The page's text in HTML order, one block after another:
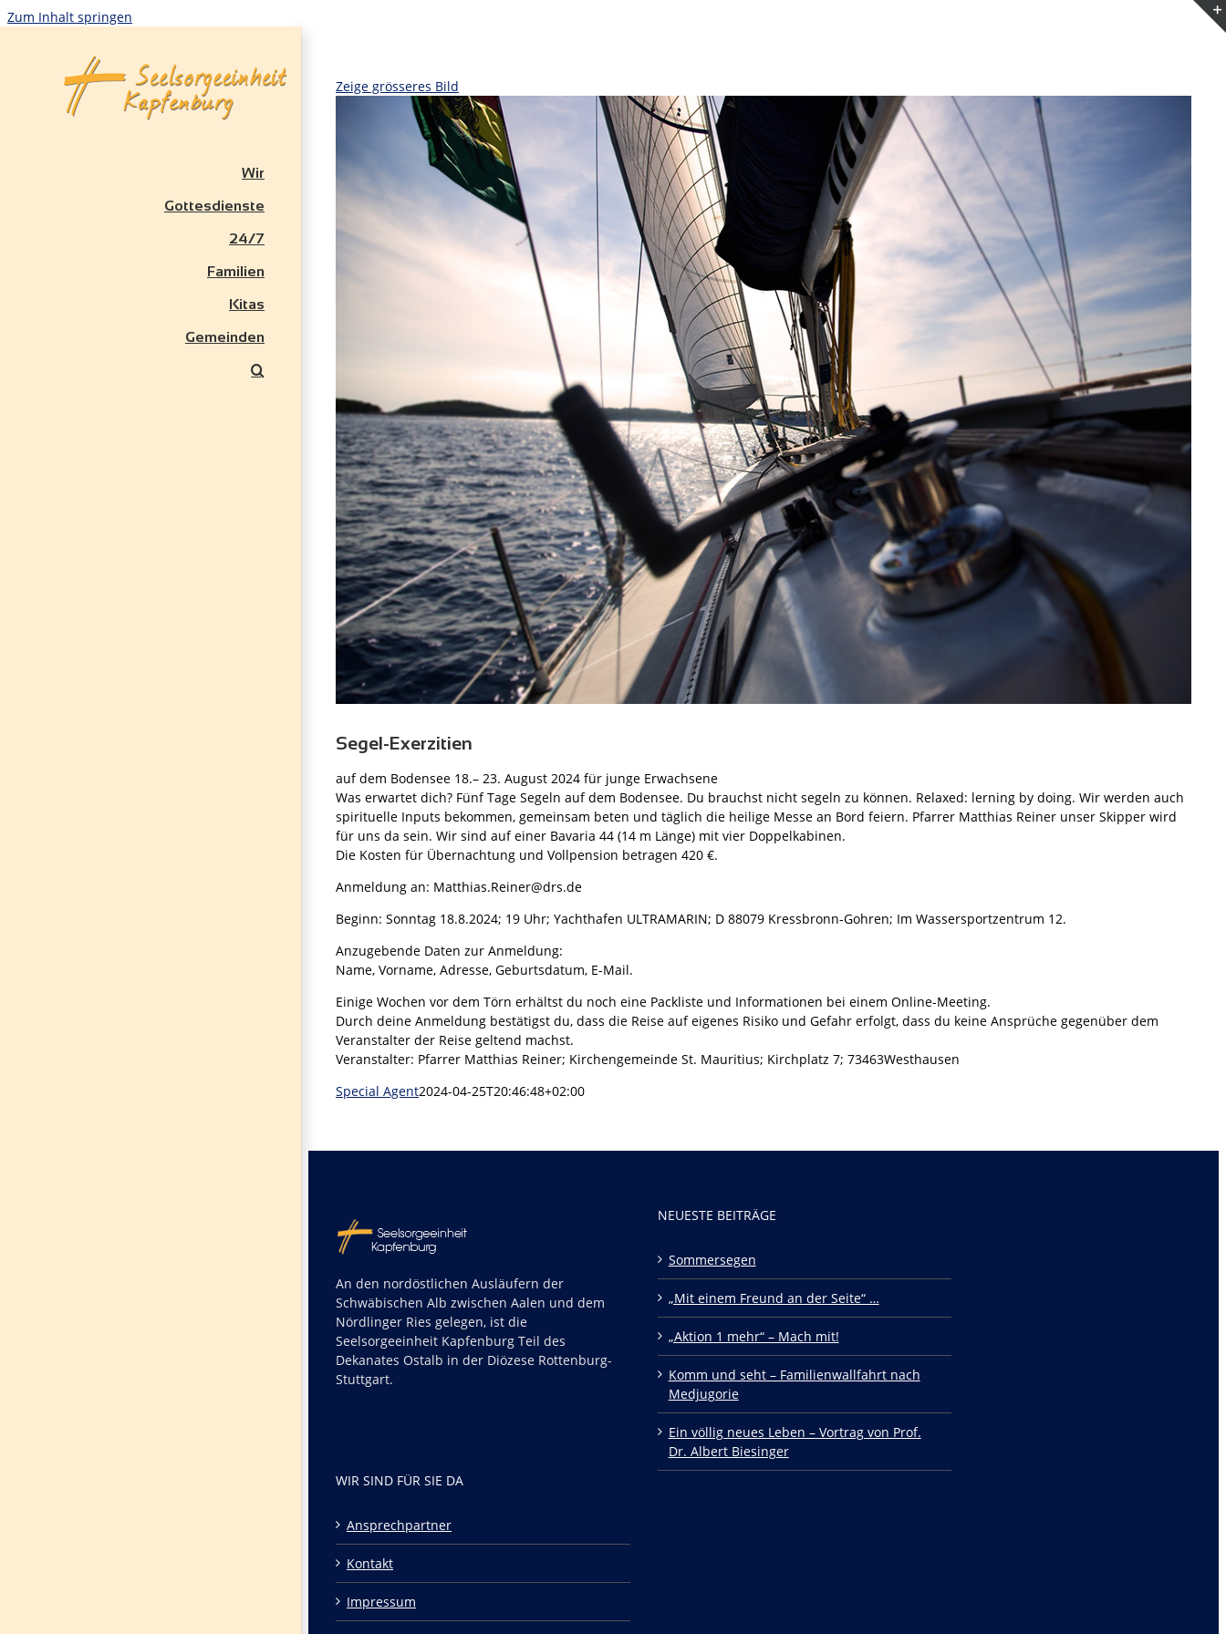
Zum Inhalt springen
Wir
Gottesdienste
24/7
Familien
Kitas
Gemeinden
Zeige grösseres Bild
Segel-Exerzitien
auf dem Bodensee 18.– 23. August 2024 für junge Erwachsene
Was erwartet dich? Fünf Tage Segeln auf dem Bodensee. Du brauchst nicht segeln zu können. Relaxed: lerning by doing. Wir werden auch
spirituelle Inputs bekommen, gemeinsam beten und täglich die heilige Messe an Bord feiern. Pfarrer Matthias Reiner unser Skipper wird
für uns da sein. Wir sind auf einer Bavaria 44 (14 m Länge) mit vier Doppelkabinen.
Die Kosten für Übernachtung und Vollpension betragen 420 €.
Anmeldung an: Matthias.Reiner@drs.de
Beginn: Sonntag 18.8.2024; 19 Uhr; Yachthafen ULTRAMARIN; D 88079 Kressbronn-Gohren; Im Wassersportzentrum 12.
Anzugebende Daten zur Anmeldung:
Name, Vorname, Adresse, Geburtsdatum, E-Mail.
Einige Wochen vor dem Törn erhältst du noch eine Packliste und Informationen bei einem Online-Meeting.
Durch deine Anmeldung bestätigst du, dass die Reise auf eigenes Risiko und Gefahr erfolgt, dass du keine Ansprüche gegenüber dem
Veranstalter der Reise geltend machst.
Veranstalter: Pfarrer Matthias Reiner; Kirchengemeinde St. Mauritius; Kirchplatz 7; 73463Westhausen
Special Agent2024-04-25T20:46:48+02:00
An den nordöstlichen Ausläufern der
Schwäbischen Alb zwischen Aalen und dem
Nördlinger Ries gelegen, ist die
Seelsorgeeinheit Kapfenburg Teil des
Dekanates Ostalb in der Diözese Rottenburg-
Stuttgart.
NEUESTE BEITRÄGE
Sommersegen
„Mit einem Freund an der Seite“ …
„Aktion 1 mehr“ – Mach mit!
Komm und seht – Familienwallfahrt nach
Medjugorie
Ein völlig neues Leben – Vortrag von Prof.
Dr. Albert Biesinger
WIR SIND FÜR SIE DA
Ansprechpartner
Kontakt
Impressum